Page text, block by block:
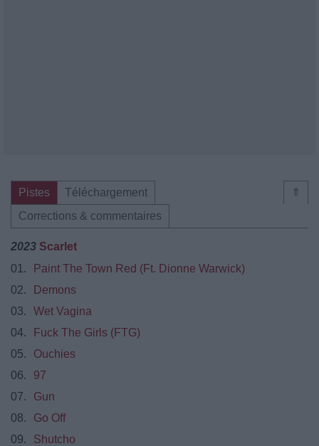
⇑
Pistes
Téléchargement
Corrections & commentaires
2023 Scarlet
01.
Paint The Town Red (Ft. Dionne Warwick)
02.
Demons
03.
Wet Vagina
04.
Fuck The Girls (FTG)
05.
Ouchies
06.
97
07.
Gun
08.
Go Off
09.
Shutcho